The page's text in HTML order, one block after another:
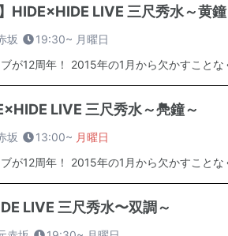
HIDE×HIDE LIVE 三尺秀水～黄鐘
坂 19:30~ 月曜日
が12周年！ 2015年の1月から欠かすこと
LIVE 三尺秀水～鳧鐘～
坂 13:00~ 月曜日
が12周年！ 2015年の1月から欠かすこと
LIVE 三尺秀水〜双調～